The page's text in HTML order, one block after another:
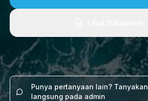
Punya pertanyaan lain? Tanyakan
langsung pada admin